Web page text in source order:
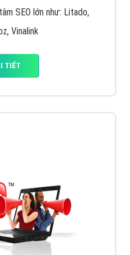
SEO lớn như: Litado,
Vinalink
TIẾT